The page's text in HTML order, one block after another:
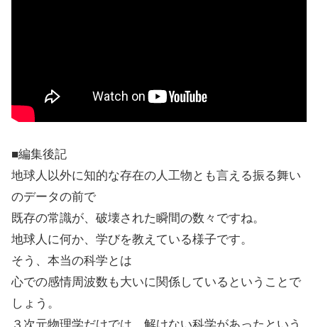
■編集後記
地球人以外に知的な存在の人工物とも言える振る舞い
のデータの前で
既存の常識が、破壊された瞬間の数々ですね。
地球人に何か、学びを教えている様子です。
そう、本当の科学とは
心での感情周波数も大いに関係しているということで
しょう。
３次元物理学だけでは、解けない科学があったという